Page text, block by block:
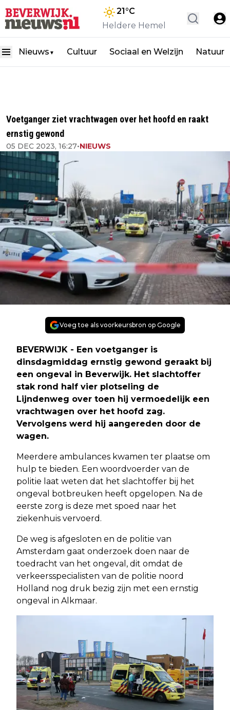
21°C
Heldere Hemel
Nieuws ▼ Cultuur Sociaal en Welzijn Natuur
Voetganger ziet vrachtwagen over het hoofd en raakt
ernstig gewond
05 DEC 2023, 16:27•NIEUWS
Voeg toe als voorkeursbron op Google
BEVERWIJK - Een voetganger is
dinsdagmiddag ernstig gewond geraakt bij
een ongeval in Beverwijk. Het slachtoffer
stak rond half vier plotseling de
Lijndenweg over toen hij vermoedelijk een
vrachtwagen over het hoofd zag.
Vervolgens werd hij aangereden door de
wagen.
Meerdere ambulances kwamen ter plaatse om
hulp te bieden. Een woordvoerder van de
politie laat weten dat het slachtoffer bij het
ongeval botbreuken heeft opgelopen. Na de
eerste zorg is deze met spoed naar het
ziekenhuis vervoerd.
De weg is afgesloten en de politie van
Amsterdam gaat onderzoek doen naar de
toedracht van het ongeval, dit omdat de
verkeersspecialisten van de politie noord
Holland nog druk bezig zijn met een ernstig
ongeval in Alkmaar.